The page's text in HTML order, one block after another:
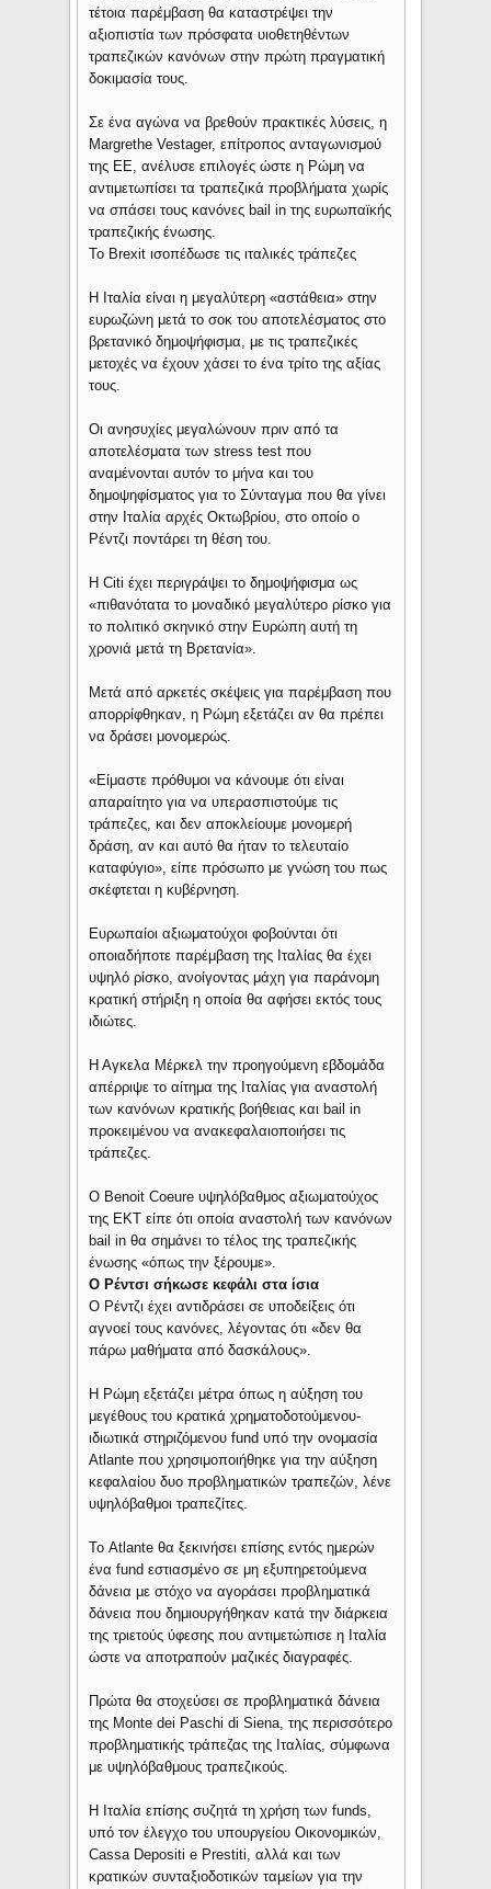
τέτοια παρέμβαση θα καταστρέψει την
αξιοπιστία των πρόσφατα υιοθετηθέντων
τραπεζικών κανόνων στην πρώτη πραγματική
δοκιμασία τους.
Σε ένα αγώνα να βρεθούν πρακτικές λύσεις, η
Margrethe Vestager, επίτροπος ανταγωνισμού
της ΕΕ, ανέλυσε επιλογές ώστε η Ρώμη να
αντιμετωπίσει τα τραπεζικά προβλήματα χωρίς
να σπάσει τους κανόνες bail in της ευρωπαϊκής
τραπεζικής ένωσης.
Το Brexit ισοπέδωσε τις ιταλικές τράπεζες
Η Ιταλία είναι η μεγαλύτερη «αστάθεια» στην
ευρωζώνη μετά το σοκ του αποτελέσματος στο
βρετανικό δημοψήφισμα, με τις τραπεζικές
μετοχές να έχουν χάσει το ένα τρίτο της αξίας
τους.
Οι ανησυχίες μεγαλώνουν πριν από τα
αποτελέσματα των stress test που
αναμένονται αυτόν το μήνα και του
δημοψηφίσματος για το Σύνταγμα που θα γίνει
στην Ιταλία αρχές Οκτωβρίου, στο οποίο ο
Ρέντζι ποντάρει τη θέση του.
Η Citi έχει περιγράψει το δημοψήφισμα ως
«πιθανότατα το μοναδικό μεγαλύτερο ρίσκο για
το πολιτικό σκηνικό στην Ευρώπη αυτή τη
χρονιά μετά τη Βρετανία».
Μετά από αρκετές σκέψεις για παρέμβαση που
απορρίφθηκαν, η Ρώμη εξετάζει αν θα πρέπει
να δράσει μονομερώς.
«Είμαστε πρόθυμοι να κάνουμε ότι είναι
απαραίτητο για να υπερασπιστούμε τις
τράπεζες, και δεν αποκλείουμε μονομερή
δράση, αν και αυτό θα ήταν το τελευταίο
καταφύγιο», είπε πρόσωπο με γνώση του πως
σκέφτεται η κυβέρνηση.
Ευρωπαίοι αξιωματούχοι φοβούνται ότι
οποιαδήποτε παρέμβαση της Ιταλίας θα έχει
υψηλό ρίσκο, ανοίγοντας μάχη για παράνομη
κρατική στήριξη η οποία θα αφήσει εκτός τους
ιδιώτες.
Η Αγκελα Μέρκελ την προηγούμενη εβδομάδα
απέρριψε το αίτημα της Ιταλίας για αναστολή
των κανόνων κρατικής βοήθειας και bail in
προκειμένου να ανακεφαλαιοποιήσει τις
τράπεζες.
Ο Benoit Coeure υψηλόβαθμος αξιωματούχος
της ΕΚΤ είπε ότι οποία αναστολή των κανόνων
bail in θα σημάνει το τέλος της τραπεζικής
ένωσης «όπως την ξέρουμε».
Ο Ρέντσι σήκωσε κεφάλι στα ίσια
Ο Ρέντζι έχει αντιδράσει σε υποδείξεις ότι
αγνοεί τους κανόνες, λέγοντας ότι «δεν θα
πάρω μαθήματα από δασκάλους».
Η Ρώμη εξετάζει μέτρα όπως η αύξηση του
μεγέθους του κρατικά χρηματοδοτούμενου-
ιδιωτικά στηριζόμενου fund υπό την ονομασία
Atlante που χρησιμοποιήθηκε για την αύξηση
κεφαλαίου δυο προβληματικών τραπεζών, λένε
υψηλόβαθμοι τραπεζίτες.
Το Atlante θα ξεκινήσει επίσης εντός ημερών
ένα fund εστιασμένο σε μη εξυπηρετούμενα
δάνεια με στόχο να αγοράσει προβληματικά
δάνεια που δημιουργήθηκαν κατά την διάρκεια
της τριετούς ύφεσης που αντιμετώπισε η Ιταλία
ώστε να αποτραπούν μαζικές διαγραφές.
Πρώτα θα στοχεύσει σε προβληματικά δάνεια
της Monte dei Paschi di Siena, της περισσότερο
προβληματικής τράπεζας της Ιταλίας, σύμφωνα
με υψηλόβαθμους τραπεζικούς.
Η Ιταλία επίσης συζητά τη χρήση των funds,
υπό τον έλεγχο του υπουργείου Οικονομικών,
Cassa Depositi e Prestiti, αλλά και των
κρατικών συνταξιοδοτικών ταμείων για την